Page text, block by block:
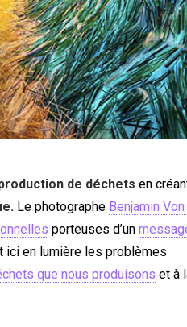
de déchets en
Le photographe Benjamin
porteuses d’un
ici en lumière les problèmes
que nous produisons et à